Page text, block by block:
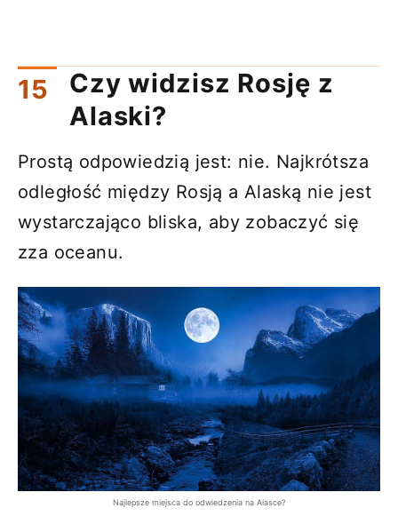
Czy widzisz Rosję z
Alaski?
Prostą odpowiedzią jest: nie. Najkrótsza
odległość między Rosją a Alaską nie jest
wystarczająco bliska, aby zobaczyć się
zza oceanu.
Najlepsze miejsca do odwiedzenia na Alasce?